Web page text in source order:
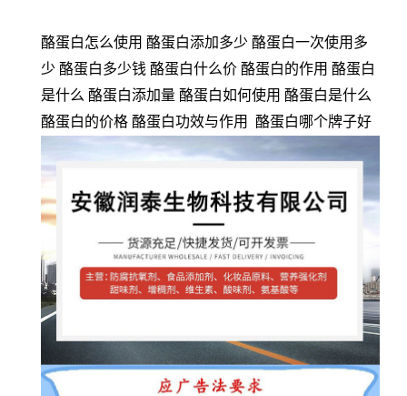
酪蛋白怎么使用 酪蛋白添加多少 酪蛋白一次使用多
少 酪蛋白多少钱 酪蛋白什么价 酪蛋白的作用 酪蛋白
是什么 酪蛋白添加量 酪蛋白如何使用 酪蛋白是什么
酪蛋白的价格 酪蛋白功效与作用 酪蛋白哪个牌子好